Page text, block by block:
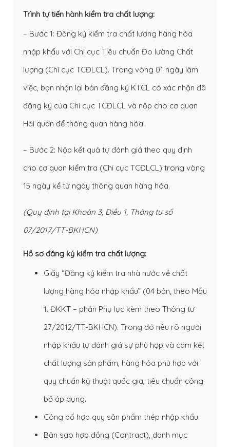
Trình tự tiến hành kiểm tra chất lượng:
– Bước 1: Đăng ký kiểm tra chất lượng hàng hóa
nhập khẩu với Chi cục Tiêu chuẩn Đo lường Chất
lượng (Chi cục TCĐLCL). Trong vòng 01 ngày làm
việc, bạn nhận lại bản đăng ký KTCL có xác nhận đã
đăng ký của Chi cục TCĐLCL và nộp cho cơ quan
Hải quan để thông quan hàng hóa.
– Bước 2: Nộp kết quả tự đánh giá theo quy định
cho cơ quan kiểm tra (Chi cục TCĐLCL) trong vòng
15 ngày kể từ ngày thông quan hàng hóa.
(Quy định tại Khoản 3, Điều 1, Thông tư số
07/2017/TT-BKHCN)
Hồ sơ đăng ký kiểm tra chất lượng:
Giấy “Đăng ký kiểm tra nhà nước về chất
lượng hàng hóa nhập khẩu” (04 bản, theo Mẫu
1. ĐKKT – phần Phụ lục kèm theo Thông tư
27/2012/TT-BKHCN). Trong đó nêu rõ người
nhập khẩu tự đánh giá sự phù hợp và cam kết
chất lượng sản phẩm, hàng hóa phù hợp với
quy chuẩn kỹ thuật quốc gia, tiêu chuẩn công
bố áp dụng.
Công bố hợp quy sản phẩm thép nhập khẩu.
Bản sao hợp đồng (Contract), danh mục